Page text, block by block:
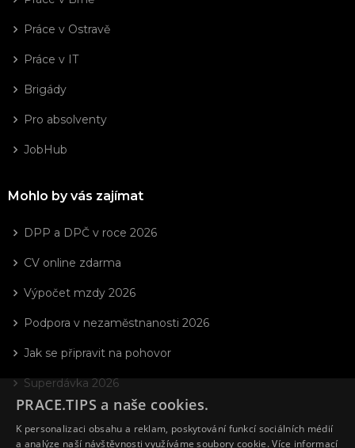
Práce v Ostravě
Práce v IT
Brigády
Pro absolventy
JobHub
Mohlo by vás zajímat
DPP a DPČ v roce 2026
CV online zdarma
Výpočet mzdy 2026
Podpora v nezaměstnanosti 2026
Jak se připravit na pohovor
Superdávka 2026
PRACE.TIPS a naše cookies.
K personalizaci obsahu a reklam, poskytování funkcí sociálních médií
a analýze naší návštěvnosti využíváme soubory cookie.Více informací